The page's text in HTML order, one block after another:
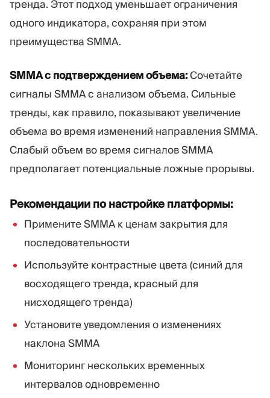
тренда. Этот подход уменьшает ограничения
одного индикатора, сохраняя при этом
преимущества SMMA.
SMMA с подтверждением объема:Сочетайте
сигналы SMMA с анализом объема. Сильные
тренды, как правило, показывают увеличение
объема во время изменений направления SMMA.
Слабый объем во время сигналов SMMA
предполагает потенциальные ложные прорывы.
Рекомендации по настройке платформы:
Примените SMMA к ценам закрытия для
последовательности
Используйте контрастные цвета (синий для
восходящего тренда, красный для
нисходящего тренда)
Установите уведомления о изменениях
наклона SMMA
Мониторинг нескольких временных
интервалов одновременно